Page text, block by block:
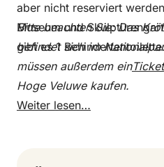
aber nicht reserviert
Museum und
gibt es 1
Bitte beachten Sie: Das
befindet sich im
müssen außerdem einTicket
Hoge Veluwe kaufen.
Weiter lesen…